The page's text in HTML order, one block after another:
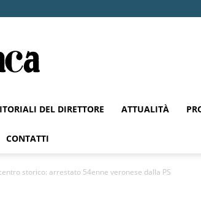
DEL DIRETTORE ATTUALITÀ
CONTATTI
storico: arrestato 54enne veronese dalla PS